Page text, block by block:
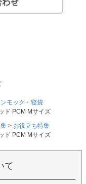
モック・寝袋
ド PCM Mサイズ
お役立ち特集
ド PCM Mサイズ
て